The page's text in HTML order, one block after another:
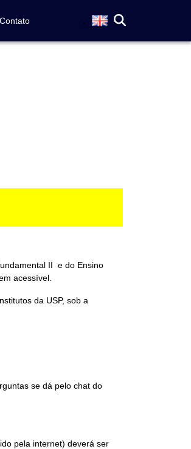
Contato
II e do Ensino
acessível.
da USP, sob a
se dá pelo chat do
pela internet) deverá ser